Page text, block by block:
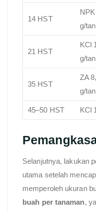
14 HST
g/
21 HST
KCl
g/
35 HST
ZA
g/
45–50 HST KCl
Selanjutnya, lakukan
utama setelah
memperoleh ukuran
buah per tanaman,